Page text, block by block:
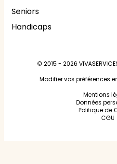
Seniors
Handicaps
© 2015 - 2026
Modifier vos préférences
Mentions
Données
Politique de
CGU